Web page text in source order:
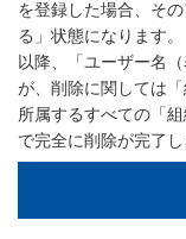
を登録した場合、そ
る」状態になります。
以降、「ユーザー名
が、削除に関しては
所属するすべての「
で完全に削除が完了し